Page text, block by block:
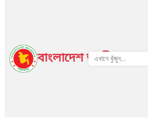
বাংলাদেশ জাতীয় তথ্য